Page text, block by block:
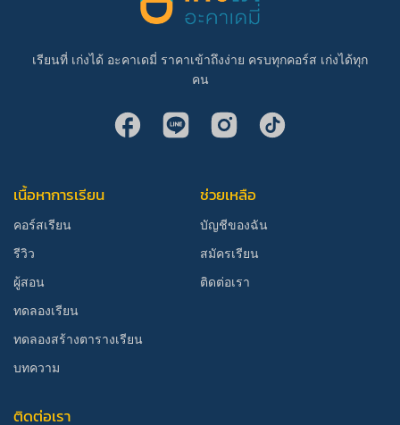
เรียนที่ เก่งได้ อะคาเดมี่ ราคาเข้าถึงง่าย ครบทุกคอร์ส เก่งได้ทุก
คน
เนื้อหาการเรียน
คอร์สเรียน
รีวิว
ผู้สอน
ทดลองเรียน
ทดลองสร้างตารางเรียน
บทความ
ช่วยเหลือ
บัญชีของฉัน
สมัครเรียน
ติดต่อเรา
ติดต่อเรา